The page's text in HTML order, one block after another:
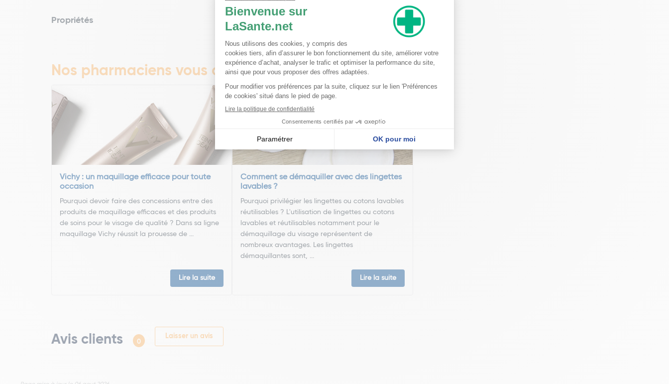
Propriétés
Nos pharmaciens vous conseillent
Vichy : un maquillage efficace pour toute
occasion
Pourquoi devoir faire des concessions entre des
produits de maquillage efficaces et des produits
de soins pour le visage de qualité ? Dans sa ligne
maquillage Vichy réussit la prouesse de ...
Lire la suite
Comment se démaquiller avec des lingettes
lavables ?
Pourquoi privilégier les lingettes ou cotons lavables
réutilisables ? L'utilisation de lingettes ou cotons
lavables et réutilisables notamment pour le
démaquillage du visage représentent de
nombreux avantages. Les lingettes
démaquillantes sont, ...
Lire la suite
Avis clients 0
Laisser un avis